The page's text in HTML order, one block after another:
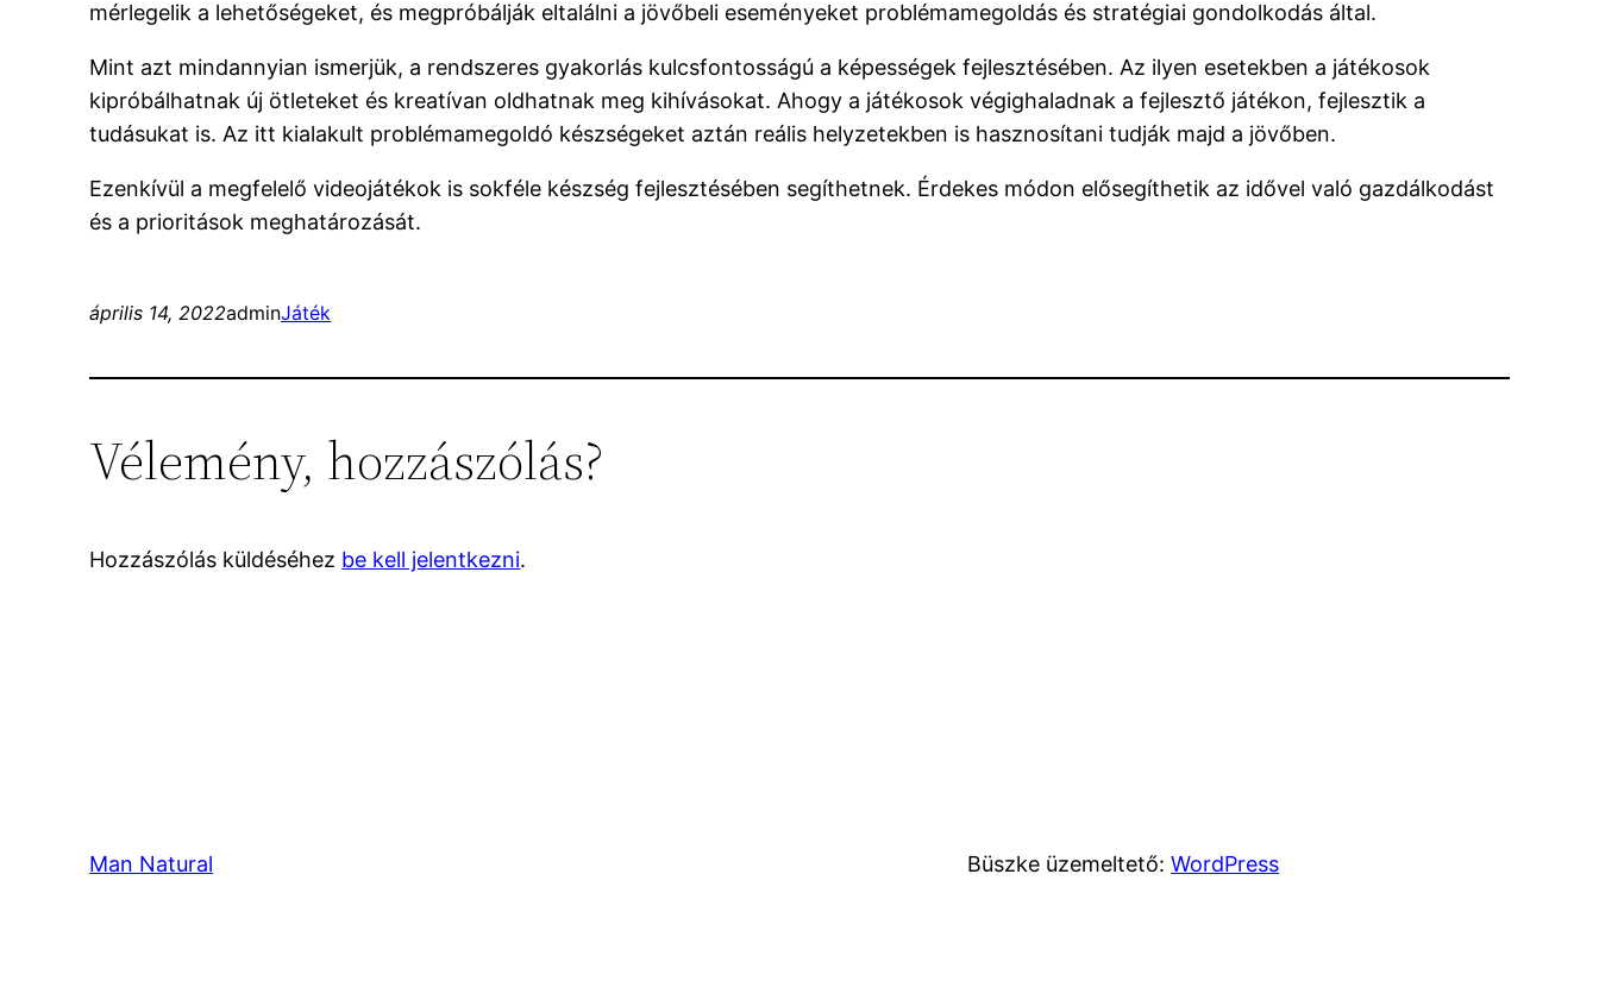
mérlegelik a lehetőségeket, és megpróbálják eltalálni a jövőbeli eseményeket problémamegoldás és stratégiai gondolkodás által.
Mint azt mindannyian ismerjük, a rendszeres gyakorlás kulcsfontosságú a képességek fejlesztésében. Az ilyen esetekben a játékosok
kipróbálhatnak új ötleteket és kreatívan oldhatnak meg kihívásokat. Ahogy a játékosok végighaladnak a fejlesztő játékon, fejlesztik a
tudásukat is. Az itt kialakult problémamegoldó készségeket aztán reális helyzetekben is hasznosítani tudják majd a jövőben.
Ezenkívül a megfelelő videojátékok is sokféle készség fejlesztésében segíthetnek. Érdekes módon elősegíthetik az idővel való gazdálkodást
és a prioritások meghatározását.
április 14, 2022adminJáték
Vélemény, hozzászólás?
Hozzászólás küldéséhez be kell jelentkezni.
Man Natural Büszke üzemeltető:WordPress